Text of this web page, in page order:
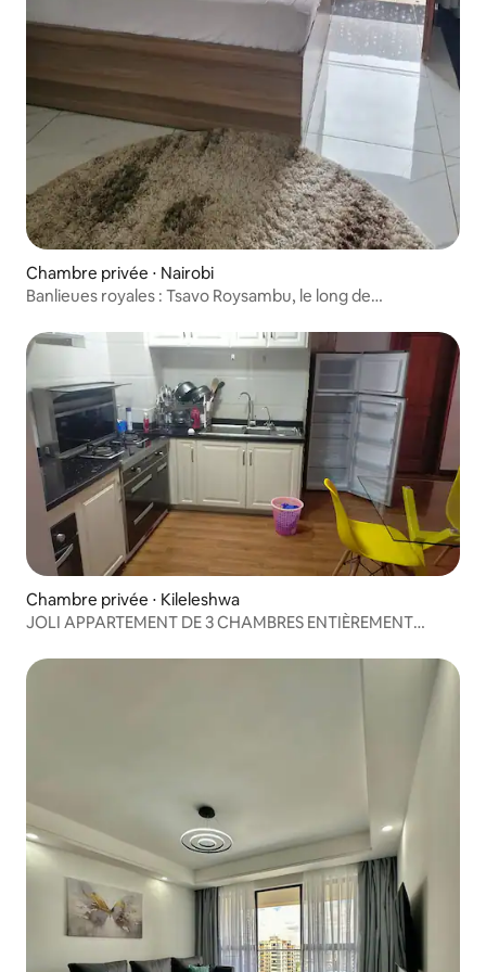
Chambre privée ⋅ Nairobi
Banlieues royales : Tsavo Roysambu, le long de
Chambre privée ⋅ Kileleshwa
JOLI APPARTEMENT DE 3 CHAMBRES ENTIÈREMENT